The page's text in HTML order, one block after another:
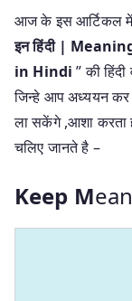
आज के इस आर्टिकल
इन हिंदी |
in Hindi ” की
जिन्हे आप अध्ययन कर
ला सकेंगे ,आशा करता
चलिए जानते है –
Keep M